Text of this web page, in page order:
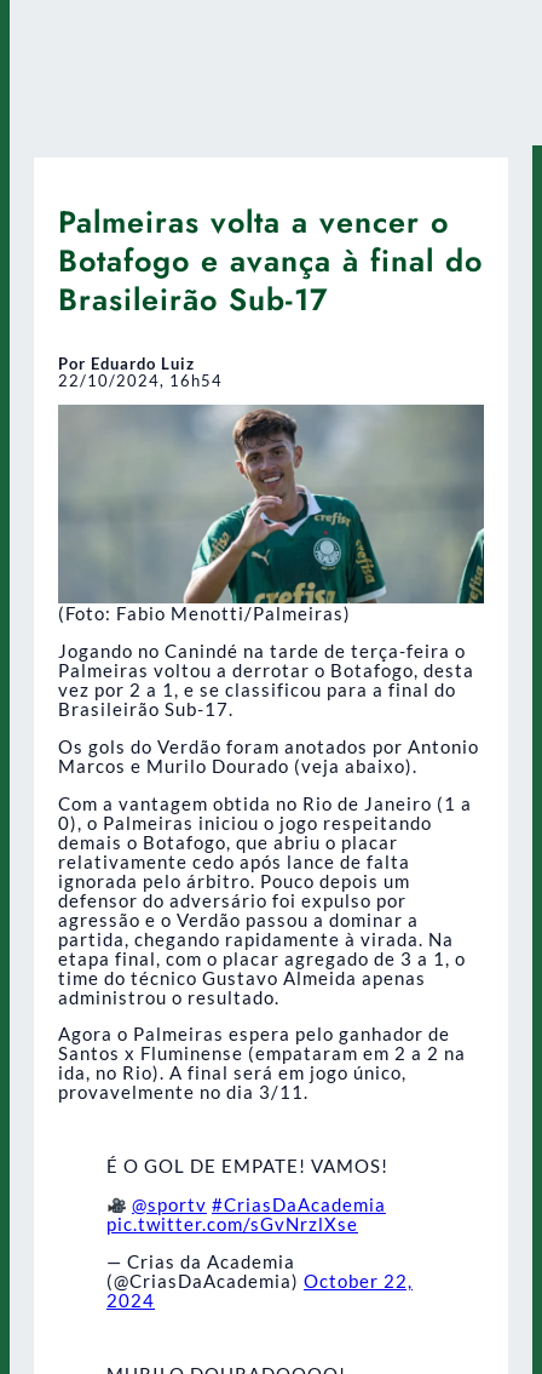
Palmeiras volta a vencer o
Botafogo e avança à final do
Brasileirão Sub-17
Por Eduardo Luiz
22/10/2024, 16h54
(Foto: Fabio Menotti/Palmeiras)
Jogando no Canindé na tarde de terça-feira o
Palmeiras voltou a derrotar o Botafogo, desta
vez por 2 a 1, e se classificou para a final do
Brasileirão Sub-17.
Os gols do Verdão foram anotados por Antonio
Marcos e Murilo Dourado (veja abaixo).
Com a vantagem obtida no Rio de Janeiro (1 a
0), o Palmeiras iniciou o jogo respeitando
demais o Botafogo, que abriu o placar
relativamente cedo após lance de falta
ignorada pelo árbitro. Pouco depois um
defensor do adversário foi expulso por
agressão e o Verdão passou a dominar a
partida, chegando rapidamente à virada. Na
etapa final, com o placar agregado de 3 a 1, o
time do técnico Gustavo Almeida apenas
administrou o resultado.
Agora o Palmeiras espera pelo ganhador de
Santos x Fluminense (empataram em 2 a 2 na
ida, no Rio). A final será em jogo único,
provavelmente no dia 3/11.
É O GOL DE EMPATE! VAMOS!
@sportv #CriasDaAcademia
pic.twitter.com/sGvNrzlXse
— Crias da Academia
(@CriasDaAcademia) October 22,
2024